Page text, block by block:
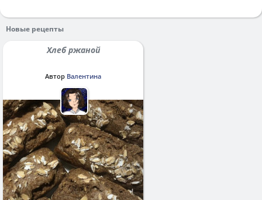
Новые рецепты
Хлеб ржаной
Автор Валентина